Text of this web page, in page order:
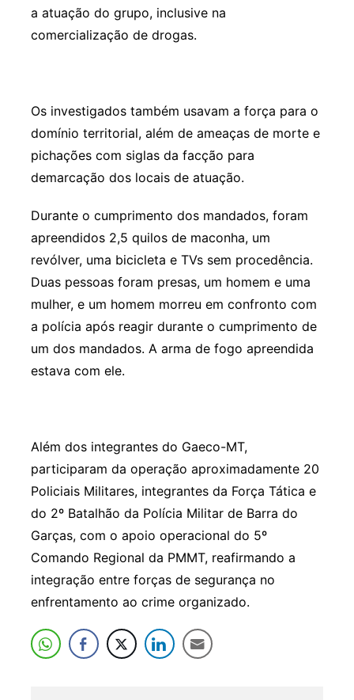
a atuação do grupo, inclusive na
comercialização de drogas.
Os investigados também usavam a força para o
domínio territorial, além de ameaças de morte e
pichações com siglas da facção para
demarcação dos locais de atuação.
Durante o cumprimento dos mandados, foram
apreendidos 2,5 quilos de maconha, um
revólver, uma bicicleta e TVs sem procedência.
Duas pessoas foram presas, um homem e uma
mulher, e um homem morreu em confronto com
a polícia após reagir durante o cumprimento de
um dos mandados. A arma de fogo apreendida
estava com ele.
Além dos integrantes do Gaeco-MT,
participaram da operação aproximadamente 20
Policiais Militares, integrantes da Força Tática e
do 2º Batalhão da Polícia Militar de Barra do
Garças, com o apoio operacional do 5º
Comando Regional da PMMT, reafirmando a
integração entre forças de segurança no
enfrentamento ao crime organizado.